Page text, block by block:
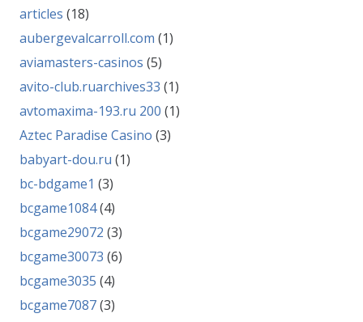
articles (18)
aubergevalcarroll.com (1)
aviamasters-casinos (5)
avito-club.ruarchives33 (1)
avtomaxima-193.ru 200 (1)
Aztec Paradise Casino (3)
babyart-dou.ru (1)
bc-bdgame1 (3)
bcgame1084(4)
bcgame29072 (3)
bcgame30073 (6)
bcgame3035 (4)
bcgame7087(3)